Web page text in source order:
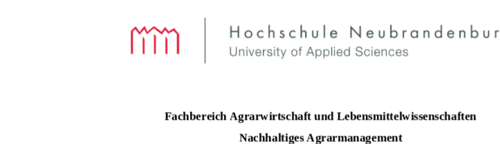
Fachbereich Agrarwirtschaft und Lebensmittelwissenschaften
Nachhaltiges Agrarmanagement